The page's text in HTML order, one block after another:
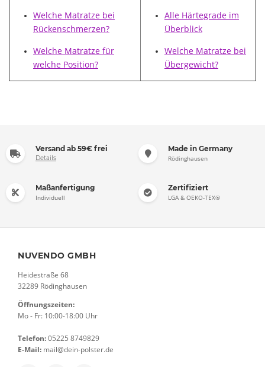
Welche Matratze bei
Rückenschmerzen?
Welche Matratze für
welche Position?
Alle Härtegrade im
Überblick
Welche Matratze bei
Übergewicht?
Versand ab 59€ frei
Details
Made in Germany
Rödinghausen
Maßanfertigung
Individuell
Zertifiziert
LGA & OEKO-TEX®
NUVENDO GMBH
Heidestraße 68
32289 Rödinghausen
Öffnungszeiten:
Mo - Fr: 10:00-18:00 Uhr
Telefon:05225 8749829
E-Mail: mail@dein-polster.de